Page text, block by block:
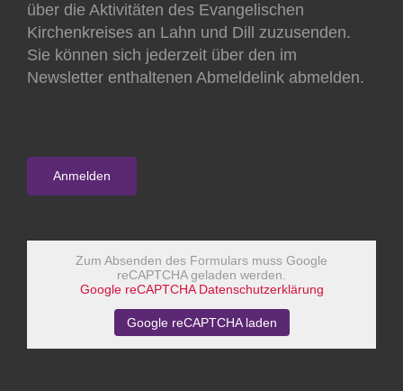
über die Aktivitäten des Evangelischen
Kirchenkreises an Lahn und Dill zuzusenden.
Sie können sich jederzeit über den im
Newsletter enthaltenen Abmeldelink abmelden.
Zum Absenden des Formulars muss Google
reCAPTCHA geladen werden.
Google reCAPTCHA Datenschutzerklärung
Google reCAPTCHA laden